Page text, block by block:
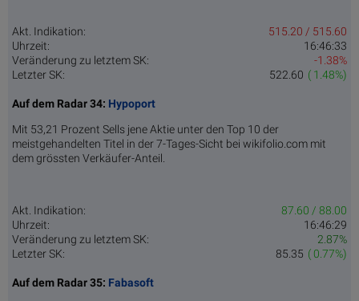
Akt. Indikation:
515.20 / 515.60
Uhrzeit:
16:46:33
Veränderung zu letztem SK:
-1.38%
Letzter SK:
( 1.48%)
522.60
Auf dem Radar 34: Hypoport
Mit 53,21 Prozent Sells jene Aktie unter den Top 10 der
meistgehandelten Titel in der 7-Tages-Sicht bei wikifolio.com mit
dem grössten Verkäufer-Anteil.
Akt. Indikation:
87.60 / 88.00
Uhrzeit:
16:46:29
Veränderung zu letztem SK:
2.87%
Letzter SK:
( 0.77%)
85.35
Auf dem Radar 35: Fabasoft